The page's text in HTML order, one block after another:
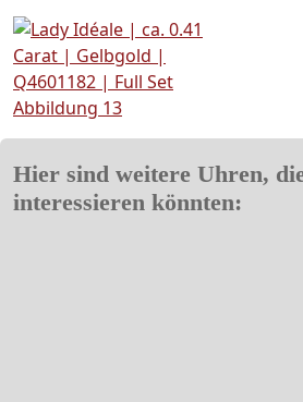
Hier sind weitere Uhren,
interessieren könnten: